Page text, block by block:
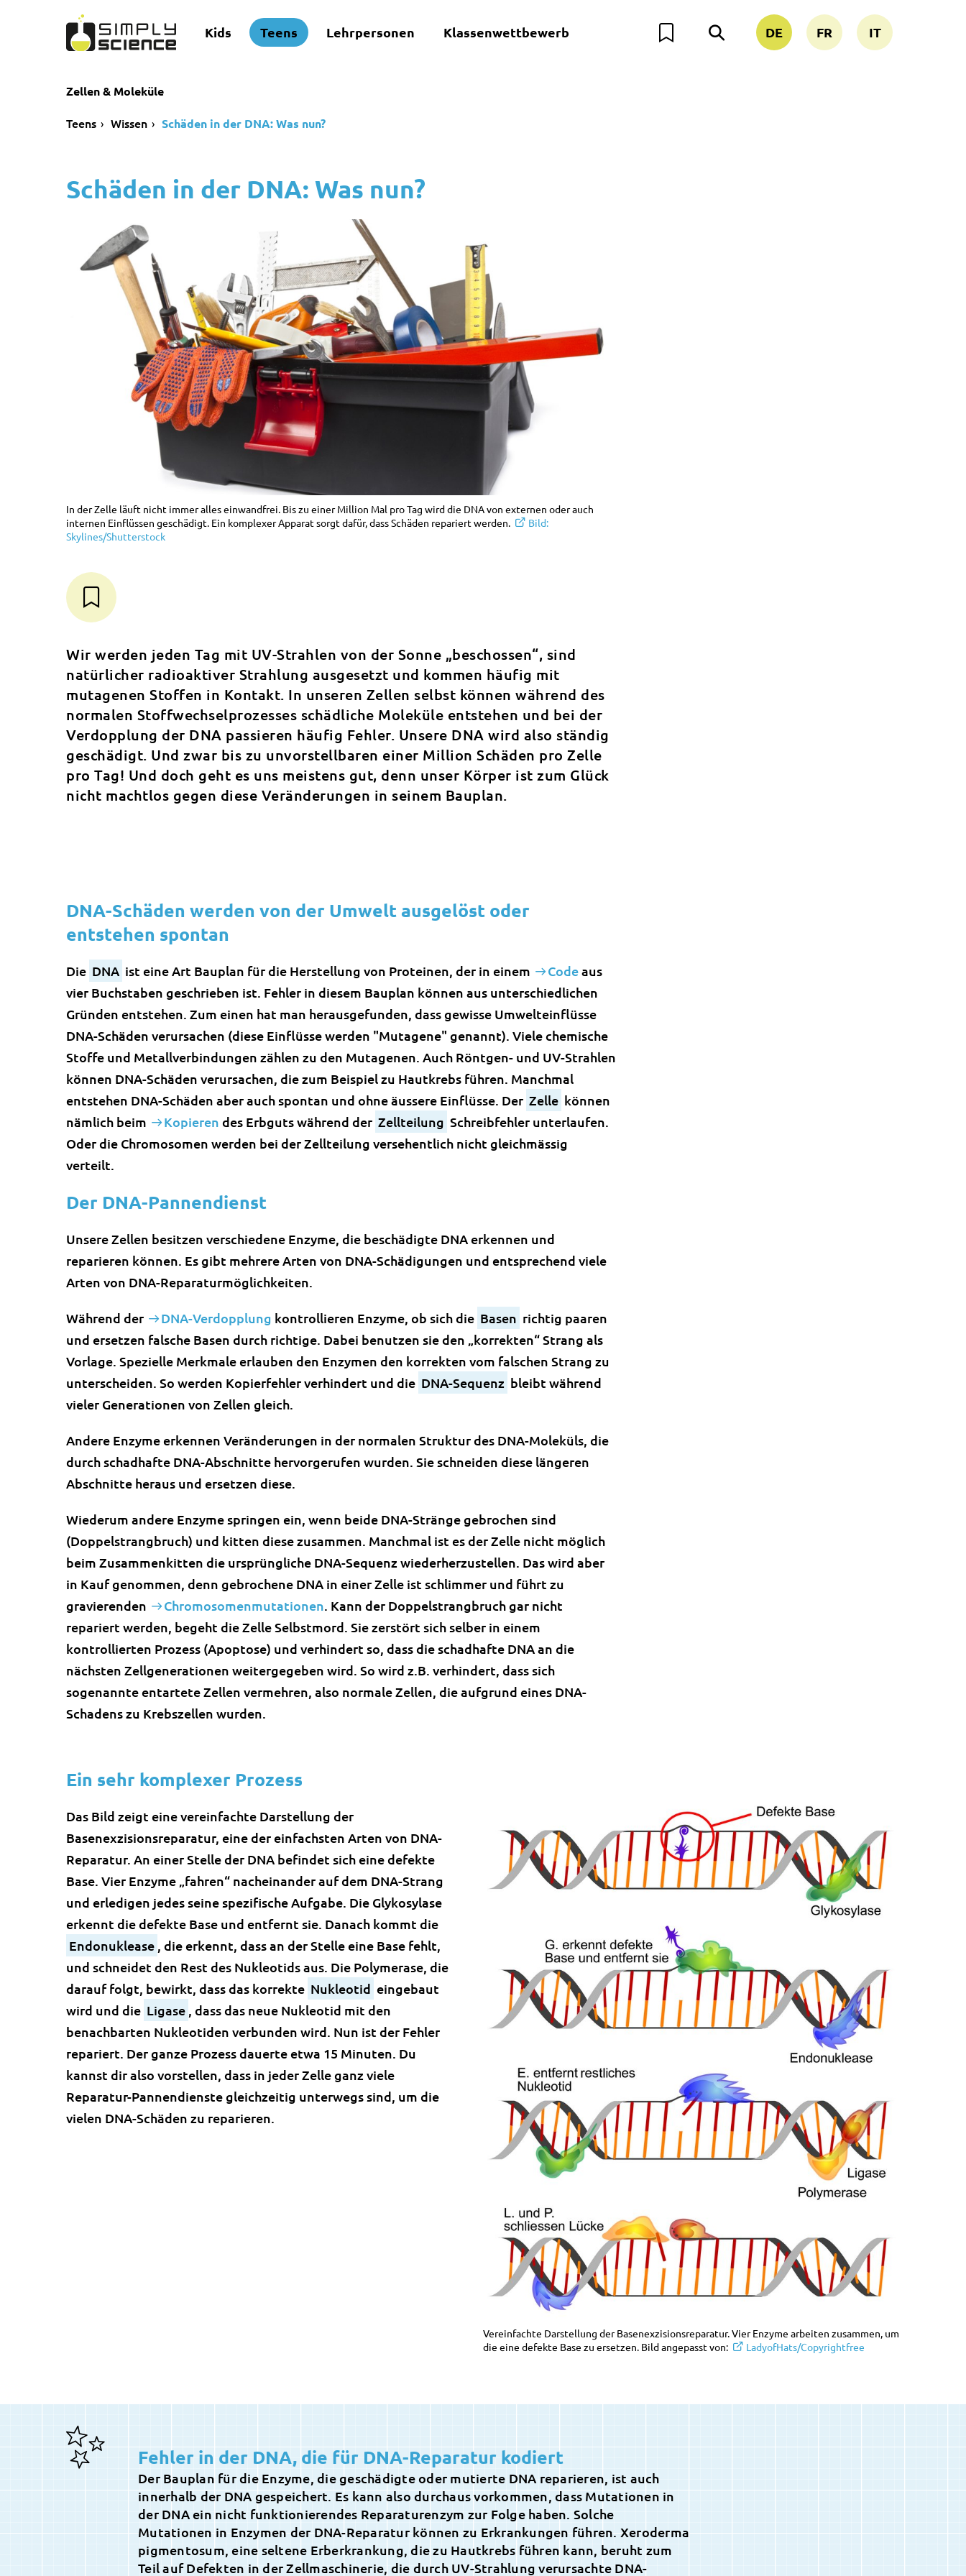
Kids Teens Lehrpersonen Klassenwettbewerb DE FR IT
Zellen & Moleküle
Teens Wissen Schäden in der DNA: Was nun?
Schäden in der DNA: Was nun?
In der Zelle läuft nicht immer alles einwandfrei. Bis zu einer Million Mal pro Tag wird die DNA von externen oder auch
internen Einflüssen geschädigt. Ein komplexer Apparat sorgt dafür, dass Schäden repariert werden.
Bild:
Skylines/Shutterstock
Wir werden jeden Tag mit UV-Strahlen von der Sonne „beschossen“, sind
natürlicher radioaktiver Strahlung ausgesetzt und kommen häufig mit
mutagenen Stoffen in Kontakt. In unseren Zellen selbst können während des
normalen Stoffwechselprozesses schädliche Moleküle entstehen und bei der
Verdopplung der DNA passieren häufig Fehler. Unsere DNA wird also ständig
geschädigt. Und zwar bis zu unvorstellbaren einer Million Schäden pro Zelle
pro Tag! Und doch geht es uns meistens gut, denn unser Körper ist zum Glück
nicht machtlos gegen diese Veränderungen in seinem Bauplan.
DNA-Schäden werden von der Umwelt ausgelöst oder
entstehen spontan
Die DNA ist eine Art Bauplan für die Herstellung von Proteinen, der in einem Codeaus
vier Buchstaben geschrieben ist. Fehler in diesem Bauplan können aus unterschiedlichen
Gründen entstehen. Zum einen hat man herausgefunden, dass gewisse Umwelteinflüsse
DNA-Schäden verursachen (diese Einflüsse werden "Mutagene" genannt). Viele chemische
Stoffe und Metallverbindungen zählen zu den Mutagenen. Auch Röntgen- und UV-Strahlen
können DNA-Schäden verursachen, die zum Beispiel zu Hautkrebs führen. Manchmal
entstehen DNA-Schäden aber auch spontan und ohne äussere Einflüsse. Der Zelle können
nämlich beim
Kopieren des Erbguts während der Zellteilung Schreibfehler unterlaufen.
Oder die Chromosomen werden bei der Zellteilung versehentlich nicht gleichmässig
verteilt.
Der DNA-Pannendienst
Unsere Zellen besitzen verschiedene Enzyme, die beschädigte DNA erkennen und
reparieren können. Es gibt mehrere Arten von DNA-Schädigungen und entsprechend viele
Arten von DNA-Reparaturmöglichkeiten.
Während der DNA-Verdopplung kontrollieren Enzyme, ob sich die Basen richtig paaren
und ersetzen falsche Basen durch richtige. Dabei benutzen sie den „korrekten“ Strang als
Vorlage. Spezielle Merkmale erlauben den Enzymen den korrekten vom falschen Strang zu
unterscheiden. So werden Kopierfehler verhindert und die DNA-Sequenz bleibt während
vieler Generationen von Zellen gleich.
Andere Enzyme erkennen Veränderungen in der normalen Struktur des DNA-Moleküls, die
durch schadhafte DNA-Abschnitte hervorgerufen wurden. Sie schneiden diese längeren
Abschnitte heraus und ersetzen diese.
Wiederum andere Enzyme springen ein, wenn beide DNA-Stränge gebrochen sind
(Doppelstrangbruch) und kitten diese zusammen. Manchmal ist es der Zelle nicht möglich
beim Zusammenkitten die ursprüngliche DNA-Sequenz wiederherzustellen. Das wird aber
in Kauf genommen, denn gebrochene DNA in einer Zelle ist schlimmer und führt zu
gravierenden
Chromosomenmutationen. Kann der Doppelstrangbruch gar nicht
repariert werden, begeht die Zelle Selbstmord. Sie zerstört sich selber in einem
kontrollierten Prozess (Apoptose) und verhindert so, dass die schadhafte DNA an die
nächsten Zellgenerationen weitergegeben wird. So wird z.B. verhindert, dass sich
sogenannte entartete Zellen vermehren, also normale Zellen, die aufgrund eines DNA-
Schadens zu Krebszellen wurden.
Vereinfachte Darstellung der Basenexzisionsreparatur. Vier Enzyme arbeiten zusammen, um
die eine defekte Base zu ersetzen. Bild angepasst von:
LadyofHats/Copyrightfree
Ein sehr komplexer Prozess
Das Bild zeigt eine vereinfachte Darstellung der
Basenexzisionsreparatur, eine der einfachsten Arten von DNA-
Reparatur. An einer Stelle der DNA befindet sich eine defekte
Base. Vier Enzyme „fahren“ nacheinander auf dem DNA-Strang
und erledigen jedes seine spezifische Aufgabe. Die Glykosylase
erkennt die defekte Base und entfernt sie. Danach kommt die
Endonuklease , die erkennt, dass an der Stelle eine Base fehlt,
und schneidet den Rest des Nukleotids aus. Die Polymerase, die
darauf folgt, bewirkt, dass das korrekte Nukleotid eingebaut
wird und die Ligase , dass das neue Nukleotid mit den
benachbarten Nukleotiden verbunden wird. Nun ist der Fehler
repariert. Der ganze Prozess dauerte etwa 15 Minuten. Du
kannst dir also vorstellen, dass in jeder Zelle ganz viele
Reparatur-Pannendienste gleichzeitig unterwegs sind, um die
vielen DNA-Schäden zu reparieren.
Fehler in der DNA, die für DNA-Reparatur kodiert
Der Bauplan für die Enzyme, die geschädigte oder mutierte DNA reparieren, ist auch
innerhalb der DNA gespeichert. Es kann also durchaus vorkommen, dass Mutationen in
der DNA ein nicht funktionierendes Reparaturenzym zur Folge haben. Solche
Mutationen in Enzymen der DNA-Reparatur können zu Erkrankungen führen. Xeroderma
pigmentosum, eine seltene Erberkrankung, die zu Hautkrebs führen kann, beruht zum
Teil auf Defekten in der Zellmaschinerie, die durch UV-Strahlung verursachte DNA-